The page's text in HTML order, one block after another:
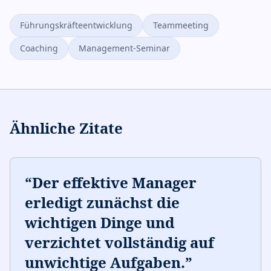
Führungskräfteentwicklung
Teammeeting
Coaching
Management-Seminar
Ähnliche Zitate
“Der effektive Manager
erledigt zunächst die
wichtigen Dinge und
verzichtet vollständig auf
unwichtige Aufgaben.”